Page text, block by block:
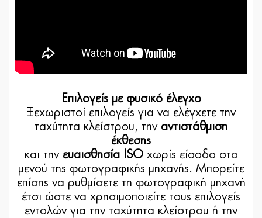
Επιλογείς με φυσικό έλεγχο
Ξεχωριστοί επιλογείς για να ελέγχετε την
ταχύτητα κλείστρου, την αντιστάθμιση
έκθεσης
και την ευαισθησία ISOχωρίς είσοδο στο
μενού της φωτογραφικής μηχανής. Μπορείτε
επίσης να ρυθμίσετε τη φωτογραφική μηχανή
έτσι ώστε να χρησιμοποιείτε τους επιλογείς
εντολών για την ταχύτητα κλείστρου ή την